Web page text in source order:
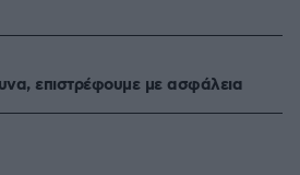
επιστρέφουμε με ασφάλεια